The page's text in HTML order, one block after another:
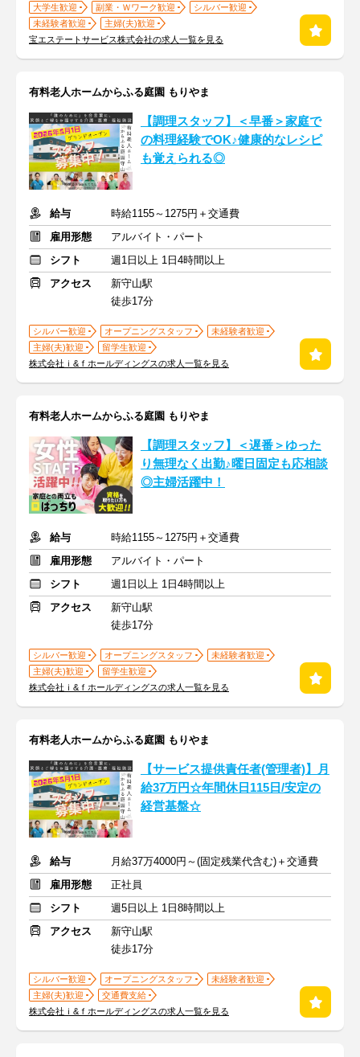
大学生歓迎 副業・Ｗワーク歓迎
シルバー歓迎
未経験者歓迎
主婦(夫)歓迎
宝エステートサービス株式会社の求人一覧を見る
有料老人ホームからふる庭園 もりやま
【調理スタッフ】＜早番＞家庭で
の料理経験でOK♪健康的なレシピ
も覚えられる◎
給与
時給1155～1275円＋交通費
雇用形態
アルバイト・パート
シフト
週1日以上 1日4時間以上
アクセス
新守山駅
徒歩17分
シルバー歓迎 オープニングスタッフ
未経験者歓迎
主婦(夫)歓迎
留学生歓迎
株式会社ｉ&ｆホールディングスの求人一覧を見る
有料老人ホームからふる庭園 もりやま
【調理スタッフ】＜遅番＞ゆった
り無理なく出勤♪曜日固定も応相談
◎主婦活躍中！
給与
時給1155～1275円＋交通費
雇用形態
アルバイト・パート
シフト
週1日以上 1日4時間以上
アクセス
新守山駅
徒歩17分
シルバー歓迎 オープニングスタッフ
未経験者歓迎
主婦(夫)歓迎
留学生歓迎
株式会社ｉ&ｆホールディングスの求人一覧を見る
有料老人ホームからふる庭園 もりやま
【サービス提供責任者(管理者)】月
給37万円☆年間休日115日/安定の
経営基盤☆
給与
月給37万4000円～(固定残業代含む)＋交通費
雇用形態
正社員
シフト
週5日以上 1日8時間以上
アクセス
新守山駅
徒歩17分
シルバー歓迎 オープニングスタッフ
未経験者歓迎
主婦(夫)歓迎
交通費支給
株式会社ｉ&ｆホールディングスの求人一覧を見る